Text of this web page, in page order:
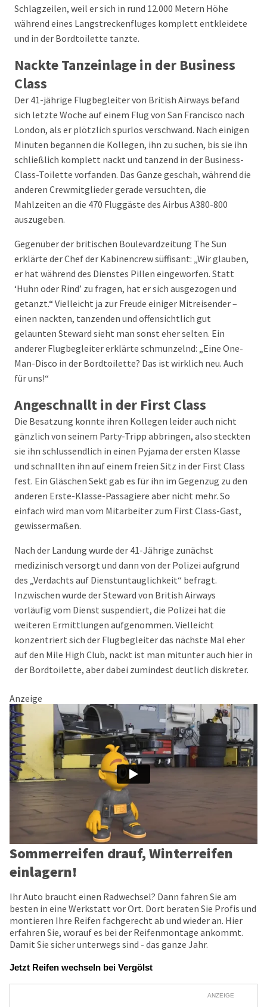
Schlagzeilen, weil er sich in rund 12.000 Metern Höhe
während eines Langstreckenfluges komplett entkleidete
und in der Bordtoilette tanzte.
Nackte Tanzeinlage in der Business
Class
Der 41-jährige Flugbegleiter von British Airways befand
sich letzte Woche auf einem Flug von San Francisco nach
London, als er plötzlich spurlos verschwand. Nach einigen
Minuten begannen die Kollegen, ihn zu suchen, bis sie ihn
schließlich komplett nackt und tanzend in der Business-
Class-Toilette vorfanden. Das Ganze geschah, während die
anderen Crewmitglieder gerade versuchten, die
Mahlzeiten an die 470 Fluggäste des Airbus A380-800
auszugeben.
Gegenüber der britischen Boulevardzeitung The Sun
erklärte der Chef der Kabinencrew süffisant: „Wir glauben,
er hat während des Dienstes Pillen eingeworfen. Statt
‘Huhn oder Rind’ zu fragen, hat er sich ausgezogen und
getanzt.“ Vielleicht ja zur Freude einiger Mitreisender –
einen nackten, tanzenden und offensichtlich gut
gelaunten Steward sieht man sonst eher selten. Ein
anderer Flugbegleiter erklärte schmunzelnd: „Eine One-
Man-Disco in der Bordtoilette? Das ist wirklich neu. Auch
für uns!“
Angeschnallt in der First Class
Die Besatzung konnte ihren Kollegen leider auch nicht
gänzlich von seinem Party-Tripp abbringen, also steckten
sie ihn schlussendlich in einen Pyjama der ersten Klasse
und schnallten ihn auf einem freien Sitz in der First Class
fest. Ein Gläschen Sekt gab es für ihn im Gegenzug zu den
anderen Erste-Klasse-Passagiere aber nicht mehr. So
einfach wird man vom Mitarbeiter zum First Class-Gast,
gewissermaßen.
Nach der Landung wurde der 41-Jährige zunächst
medizinisch versorgt und dann von der Polizei aufgrund
des „Verdachts auf Dienstuntauglichkeit“ befragt.
Inzwischen wurde der Steward von British Airways
vorläufig vom Dienst suspendiert, die Polizei hat die
weiteren Ermittlungen aufgenommen. Vielleicht
konzentriert sich der Flugbegleiter das nächste Mal eher
auf den Mile High Club, nackt ist man mitunter auch hier in
der Bordtoilette, aber dabei zumindest deutlich diskreter.
Anzeige
Sommerreifen drauf, Winterreifen
einlagern!
Ihr Auto braucht einen Radwechsel? Dann fahren Sie am
besten in eine Werkstatt vor Ort. Dort beraten Sie Profis und
montieren Ihre Reifen fachgerecht ab und wieder an. Hier
erfahren Sie, worauf es bei der Reifenmontage ankommt.
Damit Sie sicher unterwegs sind - das ganze Jahr.
Jetzt Reifen wechseln bei Vergölst
ANZEIGE